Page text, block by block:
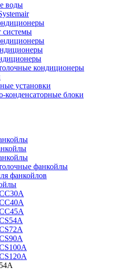
воды
системы
кондиционеры
установки
конденсаторные блоки
фанкойлы
фанкойлов